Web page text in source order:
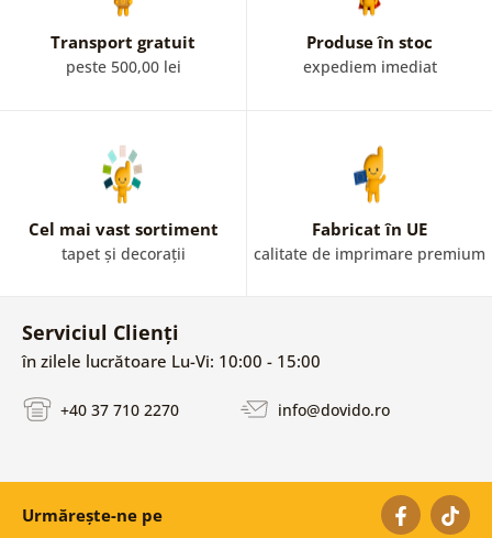
Transport gratuit
peste 500,00 lei
Produse în stoc
expediem imediat
Cel mai vast sortiment
tapet și decorații
Fabricat în UE
calitate de imprimare premium
Serviciul Clienți
în zilele lucrătoare Lu-Vi: 10:00 - 15:00
+40 37 710 2270 info@dovido.ro
Urmărește-ne pe